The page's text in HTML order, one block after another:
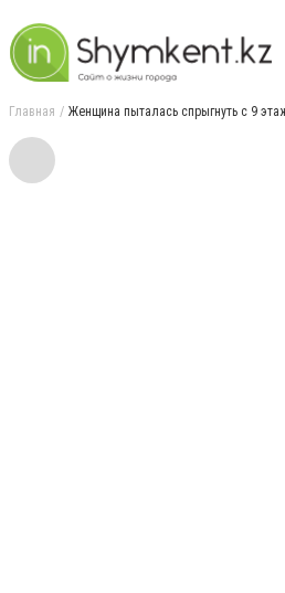
Главная Женщина пыталась спрыгнуть с 9